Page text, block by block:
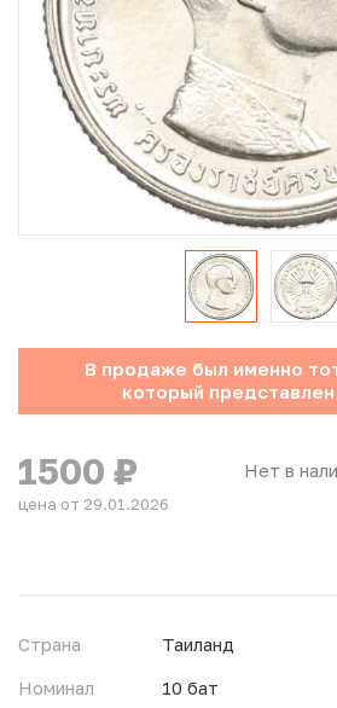
Юбилейные монеты Банка России (с
Памятные и инвестиционные
Иностранные монеты
Неофициальные выпуски монет
Античные и средневековые монеты
Инвестиционные монеты
В продаже был именно
который
Нет в
1500 ₽
цена от 29.01.2026
Страна
Таиланд
Номинал
10 бат